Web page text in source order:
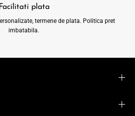
Facilitati plata
termene de plata. Politica pret
imbatabila.